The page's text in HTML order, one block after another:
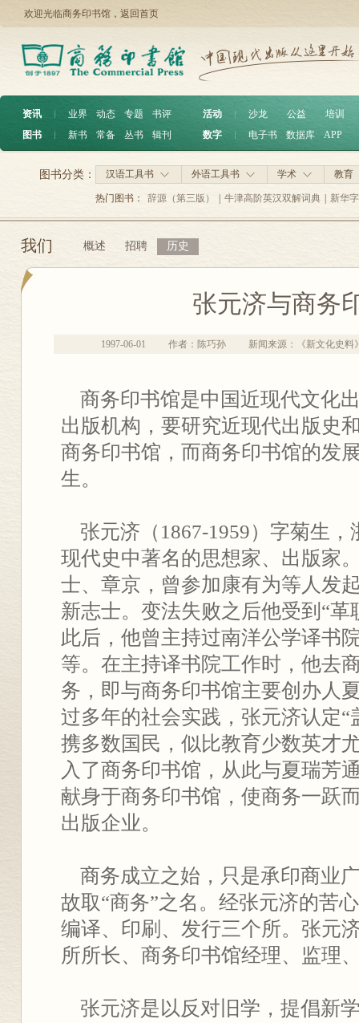
欢迎光临商务印书馆， 返回首页
资讯 ︱ 业界 动态 专题
书评
图书
︱ 新书 常备 丛书 辑刊
活动 沙龙 公益
培训
数字
电子书 数据库 APP
汉语工具书 外语工具书 学术 教育
图书分类：
热门图书： 辞源（第三版） 牛津高阶英汉双解词典 新华
我们 概述 招聘 历史
张元济与商务
1997-06-01 作者：陈巧孙 新闻来源：《新文化史料
商务印书馆是中国近现代文化
出版机构，要研究近现代出版史
商务印书馆，而商务印书馆的发
生。
张元济（1867-1959）字菊生，
现代史中著名的思想家、出版家
士、章京，曾参加康有为等人发
新志士。变法失败之后他受到“革
此后，他曾主持过南洋公学译书
等。在主持译书院工作时，他去
务，即与商务印书馆主要创办人
过多年的社会实践，张元济认定
携多数国民，似比教育少数英才
入了商务印书馆，从此与夏瑞芳
献身于商务印书馆，使商务一跃
出版企业。
商务成立之始，只是承印商业
故取“商务”之名。经张元济的苦
编译、印刷、发行三个所。张元
所所长、商务印书馆经理、监理
张元济是以反对旧学，提倡新